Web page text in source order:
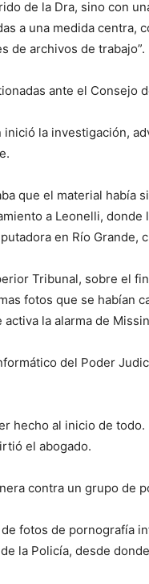
de la Dra, sino con
a una medida
de archivos de trabajo”.
ante el
la investigación,
que el material había
a Leonelli,
en Río Grande,
Tribunal, sobre el
fotos que se habían
la alarma de
del Poder
hecho al inicio de
el abogado.
contra un grupo de
fotos de pornografía
la Policía, desde